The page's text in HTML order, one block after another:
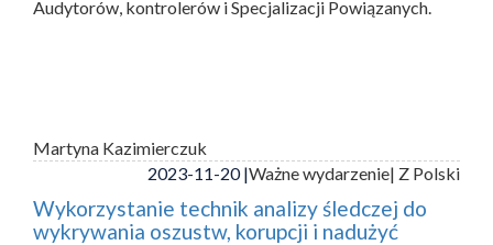
Audytorów, kontrolerów i Specjalizacji Powiązanych.
Martyna Kazimierczuk
2023-11-20 |Ważne wydarzenie| Z Polski
Wykorzystanie technik analizy śledczej do
wykrywania oszustw, korupcji i nadużyć